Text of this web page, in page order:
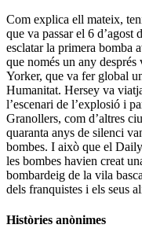
Com explica ell mateix,
que va passar el 6 d’agost
esclatar la primera bomba
que només un any
Yorker, que va fer global
Humanitat. Hersey va
l’escenari de l’explosió i
Granollers, com d’altres
quaranta anys de silenci
bombes. I això que el
les bombes havien creat
bombardeig de la vila
dels franquistes i els seus
Històries anònimes